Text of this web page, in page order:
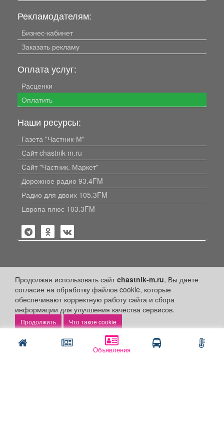
Объявления
Продолжая использовать сайтchastnik-m.ru, Вы даете
согласие на обработку файлов cookie, которые
обеспечивают корректную работу сайта и сбора
информации для улучшения качества сервисов.
Что такое cookie
Рекламодателям:
Бизнес-кабинет
Заказать рекламу
Оплата услуг:
Расценки
Оплатить
Наши ресурсы:
Газета "Частник-М"
Сайт chastnik-m.ru
Сайт "Частник. Маркет"
Дорожное радио 93.4FM
Радио для двоих 105.3FM
Европа плюс 103.3FM
Политика конфиденциальности
Публикации с пометкой «Реклама», «На правах рекламы»,
«Партнёрский проект» оплачены рекламодателем.
Редакция сайта не несет ответственности за достоверность
информации, содержащейся в рекламных материалах и
объявлениях.
+16 © 2006-2026 ООО "Частник-М"